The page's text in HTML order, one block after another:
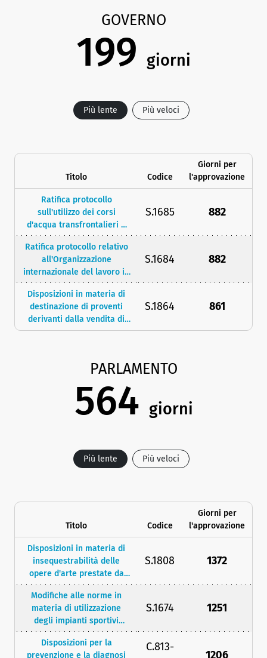
GOVERNO
199 giorni
Più lente Più veloci
Titolo Codice
Giorni per
l'approvazione
Ratifica protocollo
sull'utilizzo dei corsi
d'acqua transfrontalieri e
dei laghi internazionali
S.1685 882
Ratifica protocollo relativo
all'Organizzazione
internazionale del lavoro in
tema di lavoro forzato e
obbligatorio
S.1684 882
Disposizioni in materia di
destinazione di proventi
derivanti dalla vendita di
prodotti
S.1864 861
PARLAMENTO
564 giorni
Più lente Più veloci
Titolo Codice
Giorni per
l'approvazione
Disposizioni in materia di
insequestrabilità delle
opere d'arte prestate da
Stati esteri o da enti o
istituzioni culturali stranieri
S.1808 1372
Modifiche alle norme in
materia di utilizzazione
degli impianti sportivi
scolastici da parte delle
associazioni o società
S.1674 1251
Disposizioni per la
prevenzione e la diagnosi
C.813-
1206